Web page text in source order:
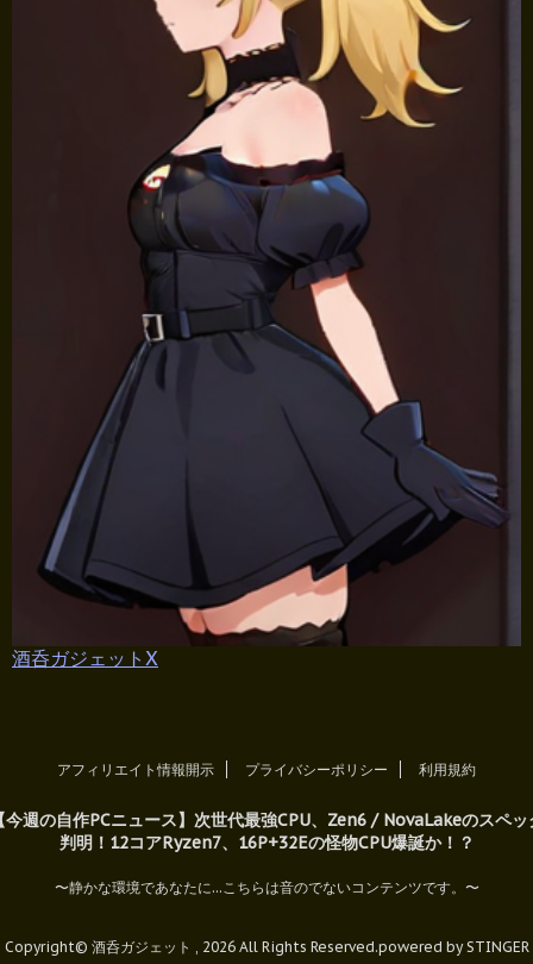
酒呑ガジェットX
アフィリエイト情報開示 プライバシーポリシー 利用規約
今週の自作PCニュース】次世代最強CPU、Zen6 / NovaLakeのスペッ
判明！12コアRyzen7、16P+32Eの怪物CPU爆誕か！？
〜静かな環境であなたに...こちらは音のでないコンテンツです。〜
Copyright© 酒呑ガジェット , 2026 All Rights Reserved.powered by STINGER